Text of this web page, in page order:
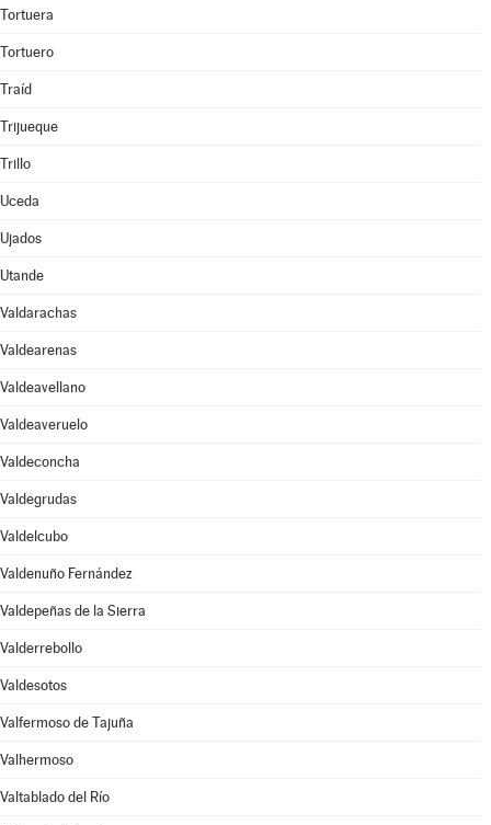
Tortuera
Tortuero
Traíd
Trijueque
Trillo
Uceda
Ujados
Utande
Valdarachas
Valdearenas
Valdeavellano
Valdeaveruelo
Valdeconcha
Valdegrudas
Valdelcubo
Valdenuño Fernández
Valdepeñas de la Sierra
Valderrebollo
Valdesotos
Valfermoso de Tajuña
Valhermoso
Valtablado del Río